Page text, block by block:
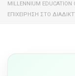
MILLENNIUM EDUCATION
ΕΠΙΧΕΊΡΗΣΗ ΣΤΟ